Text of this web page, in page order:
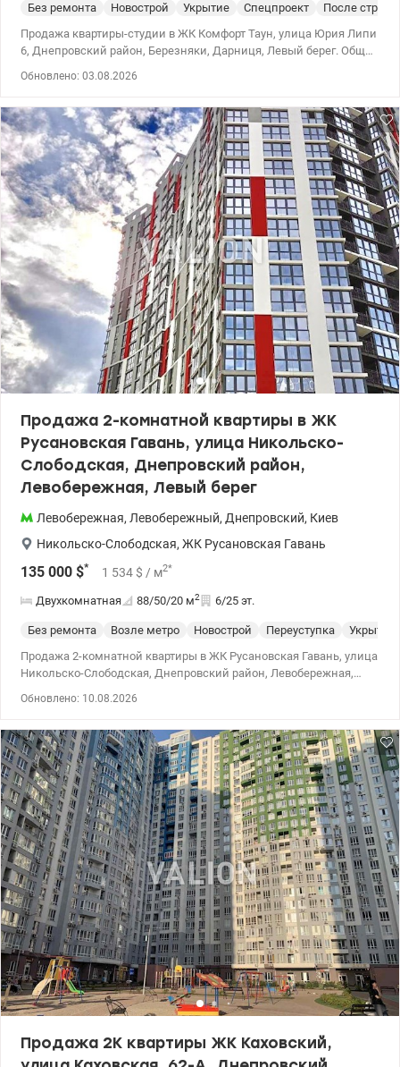
Без ремонта Новострой Укрытие Спецпроект
После
Продажа квартиры-студии в ЖК Комфорт Таун, улица Юрия Липи
6, Днепровский район, Березняки, Дарниця, Левый берег. Общая
После строителей. Централизованное отопление. Просторные
парковки и удобные гостевые стоянки. Укрытия и генераторы
для комфортного проживания. Подъезды оборудованы
специальными зонами для хранения колясок. Развитая
инфраструктура закрытого ЖК «город в городе» включает:
спортивные площадки и фитнес-центр; зеленые парки и
прогулочные зоны; детские игровые просторы; образовательные
учреждения и детские сады; аптеки и лаборатории;
супермаркеты, а также широкий спектр сервисов, таких как
салоны красоты, кафе, рестораны, химчистки и многое другое.
Звоните (или пишите Viber/Telegram) для предварительной
записи на просмотр. Цена 56 000 у.е. Марина, тел.: 063 392 35 35
valion.ua/1148663
Обновлено: 03.08.2026
Продажа 2-комнатной квартиры в ЖК
Русановская Гавань, улица Никольско-
Слободская, Днепровский район,
Левобережная, Левый берег
Левобережная, Левобережный, Днепровский, Киев
Никольско-Слободская, ЖК Русановская Гавань
135 000 $* 1 534 $ / м2*
Двухкомнатная 88/50/20 м2 6/25 эт.
Без ремонта Возле метро Новострой Переуступка
Укрытие
Продажа 2-комнатной квартиры в ЖК Русановская Гавань, улица
Никольско-Слободская, Днепровский район, Левобережная,
года. Площадь: 88/50/20 м2: • кухня-гостиная • две отдельные
комнаты • просторный коридор • два санузла • балкон •
гардеробная ЖК Русановская Гавань – комплекс комфорта
класса расположен на берегу Днепра: закрытая территория,
охрана и видеонаблюдение 24/7, подземный и наземный
паркинг, детские и спортивные площадки, зоны отдыха на
обустроенной набережной, множество кафе и ресторанов,
большой супермаркет Сильпо. ЖК полностью автономный, ведь
в каждом доме своя котельная, скоростные лифты, генераторы
– все для комфортного проживания в любое время. Метро
Левобережная – 10 мин пешком. До центра Киева – 15 минут на
авто. Приглашаю на просмотр этой замечательной квартиры!
Почувствуйте все преимущества комплекса. Продажа по
переуступке 50/50. Ключи на руках. Цена 135 000 у.е. Марина,
тел.: 063 392 35 35 valion.ua/1148572
Обновлено: 10.08.2026
Продажа 2К квартиры ЖК Каховский,